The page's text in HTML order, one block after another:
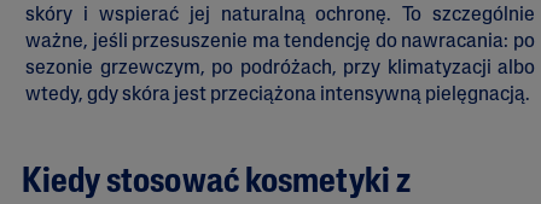
skóry i wspierać jej naturalną ochronę. To szczególnie
ważne, jeśli przesuszenie ma tendencję do nawracania: po
sezonie grzewczym, po podróżach, przy klimatyzacji albo
wtedy, gdy skóra jest przeciążona intensywną pielęgnacją.
Kiedy stosować kosmetyki z